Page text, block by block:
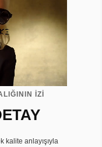
İZİ
kalite anlayışıyla